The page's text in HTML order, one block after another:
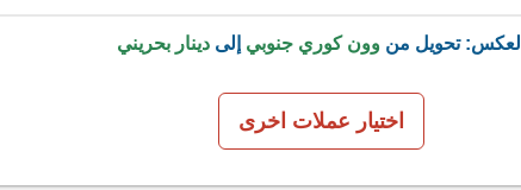
العكس: تحويل منوون كوري جنوبي إلىدينار بحريني
اختيار عملات اخرى